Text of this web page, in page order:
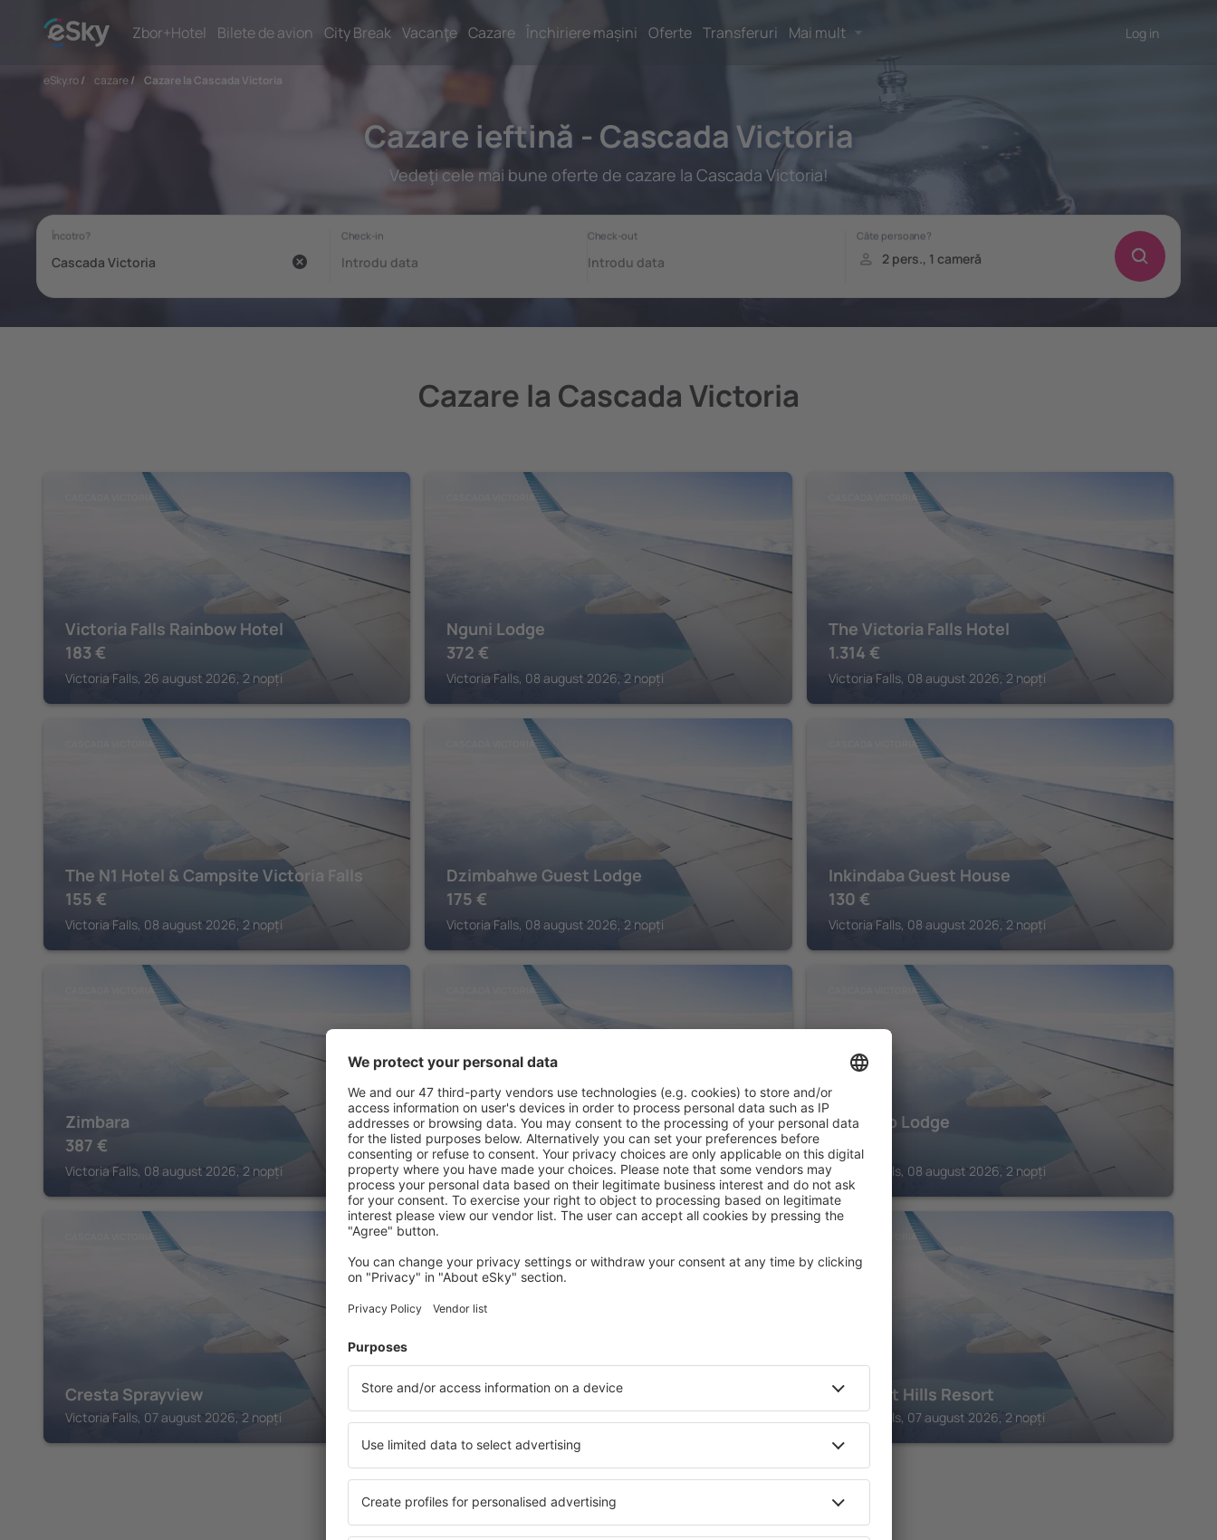
Zbor+Hotel Bilete de avion City Break Vacanţe Cazare Închiriere mașini Oferte Transferuri Mai mult Log in
eSky.ro/ cazare/ Cazare la Cascada Victoria
Cazare ieftină - Cascada Victoria
Vedeţi cele mai bune oferte de cazare la Cascada Victoria!
Cazare la Cascada Victoria
CASCADA VICTORIA
Victoria Falls Rainbow Hotel
183 €
Victoria Falls, 26 august 2026, 2 nopți
CASCADA VICTORIA
Nguni Lodge
372 €
Victoria Falls, 08 august 2026, 2 nopți
CASCADA VICTORIA
The Victoria Falls Hotel
1.314 €
Victoria Falls, 08 august 2026, 2 nopți
CASCADA VICTORIA
The N1 Hotel & Campsite Victoria Falls
155 €
Victoria Falls, 08 august 2026, 2 nopți
CASCADA VICTORIA
Dzimbahwe Guest Lodge
175 €
Victoria Falls, 08 august 2026, 2 nopți
CASCADA VICTORIA
Inkindaba Guest House
130 €
Victoria Falls, 08 august 2026, 2 nopți
CASCADA VICTORIA
Zimbara
387 €
Victoria Falls, 08 august 2026, 2 nopți
CASCADA VICTORIA
The Victorian Manor
1.013 €
Victoria Falls, 08 august 2026, 2 nopți
CASCADA VICTORIA
Kasongo Lodge
272 €
Victoria Falls, 08 august 2026, 2 nopți
CASCADA VICTORIA
Cresta Sprayview
Victoria Falls, 07 august 2026, 2 nopți
The Kingdom at Victoria Falls
Victoria Falls, 07 august 2026, 2 nopți
CASCADA VICTORIA
Elephant Hills Resort
Victoria Falls, 07 august 2026, 2 nopți